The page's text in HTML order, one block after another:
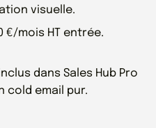
visuelle.
€/mois HT entrée.
dans Sales Hub Pro
cold email pur.